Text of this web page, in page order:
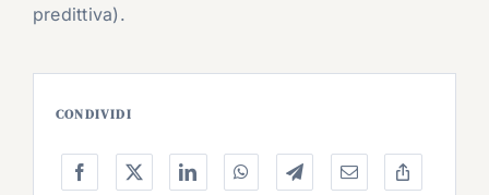
predittiva).
CONDIVIDI